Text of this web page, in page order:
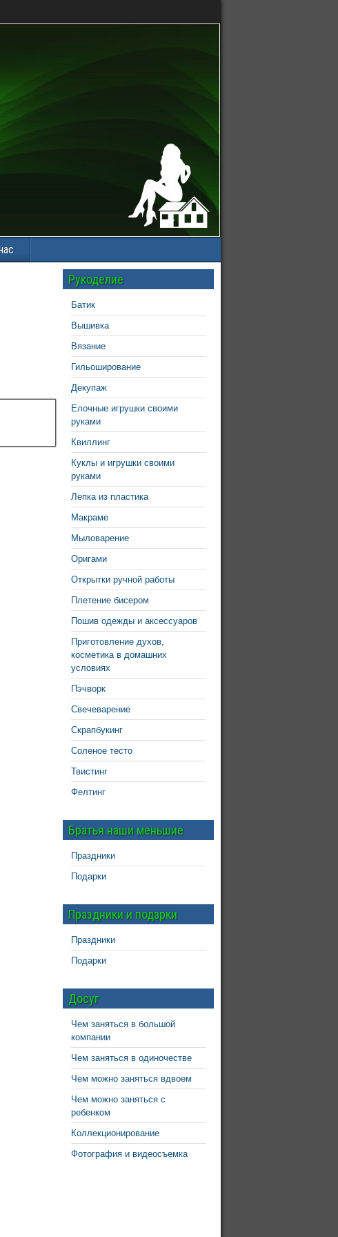
Рукоделие
Батик
Вышивка
Вязание
Гильоширование
Декупаж
Елочные игрушки своими
руками
Квиллинг
Куклы и игрушки своими
руками
Лепка из пластика
Макраме
Мыловарение
Оригами
Открытки ручной работы
Плетение бисером
Пошив одежды и аксессуаров
Приготовление духов,
косметика в домашних
условиях
Пэчворк
Свечеварение
Скрапбукинг
Соленое тесто
Твистинг
Фелтинг
Братья наши меньшие
Праздники
Подарки
Праздники и подарки
Праздники
Подарки
Досуг
Чем заняться в большой
компании
Чем заняться в одиночестве
Чем можно заняться вдвоем
Чем можно заняться с
ребенком
Коллекционирование
Фотография и видеосъемка